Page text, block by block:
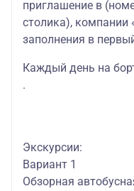
приглашение в
столика), компании
заполнения в
Каждый день на
.
Экскурсии:
Вариант 1
Обзорная